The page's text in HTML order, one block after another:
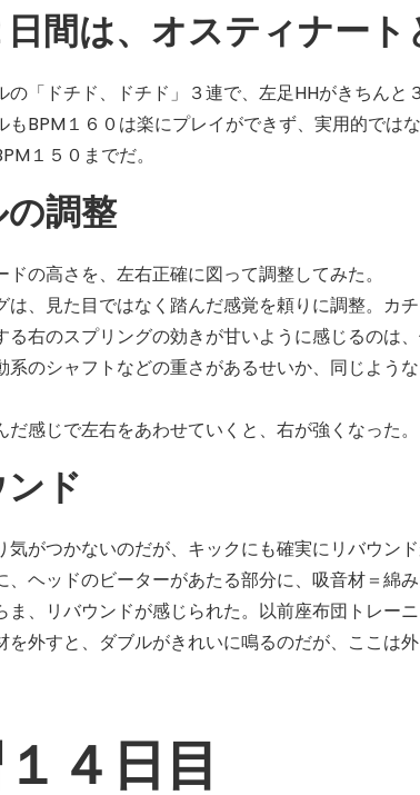
間は、オスティナート
の「ドチド、ドチド」３連で、左足HHがきちんと
もBPM１６０は楽にプレイができず、実用的では
１５０までだ。
調整
ドの高さを、左右正確に図って調整してみた。
は、見た目ではなく踏んだ感覚を頼りに調整。カ
る右のスプリングの効きが甘いように感じるのは
系のシャフトなどの重さがあるせいか、同じよう
だ感じで左右をあわせていくと、右が強くなった。
ンド
気がつかないのだが、キックにも確実にリバウンド
、ヘッドのビーターがあたる部分に、吸音材＝綿
ま、リバウンドが感じられた。以前座布団トレー
を外すと、ダブルがきれいに鳴るのだが、ここは
４日目